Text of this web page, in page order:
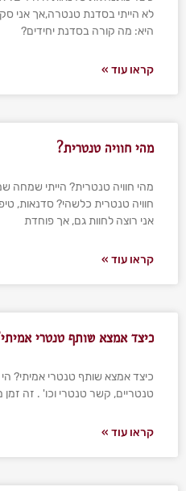
לא הייתי בסדנת טנטרה,אך אני
היא: מה קורה בסדנת יחידים?
קראו עוד »
מהי חוויה טנטרית?
מהי חוויה טנטרית? הייתי שמחה
חוויה טנטרית כלשהי? סדנאות,
אני רוצה לחוות גם, אך פוחדת
קראו עוד »
כיצד אמצא שותף טנטרי
כיצד אמצא שותף טנטרי אמיתי? הי
טנטריים, קשר טנטרי וכו' . זה
קראו עוד »